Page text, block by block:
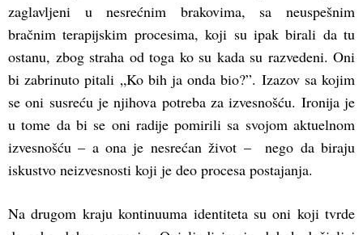
zaglavljeni u nesrećnim brakovima, sa neuspešnim
bračnim terapijskim procesima, koji su ipak birali da tu
ostanu, zbog straha od toga ko su kada su razvedeni. Oni
bi zabrinuto pitali „Ko bih ja onda bio?”. Izazov sa kojim
se oni susreću je njihova potreba za izvesnošću. Ironija je
u tome da bi se oni radije pomirili sa svojom aktuelnom
izvesnošću – a ona je nesrećan život – nego da biraju
iskustvo neizvesnosti koji je deo procesa postajanja.
Na drugom kraju kontinuuma identiteta su oni koji tvrde